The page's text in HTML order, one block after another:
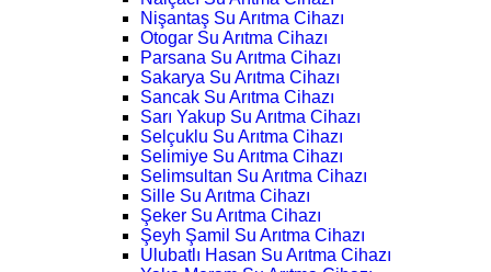
Nişantaş Su Arıtma Cihazı
Otogar Su Arıtma Cihazı
Parsana Su Arıtma Cihazı
Sakarya Su Arıtma Cihazı
Sancak Su Arıtma Cihazı
Sarı Yakup Su Arıtma Cihazı
Selçuklu Su Arıtma Cihazı
Selimiye Su Arıtma Cihazı
Selimsultan Su Arıtma Cihazı
Sille Su Arıtma Cihazı
Şeker Su Arıtma Cihazı
Şeyh Şamil Su Arıtma Cihazı
Ulubatlı Hasan Su Arıtma Cihazı